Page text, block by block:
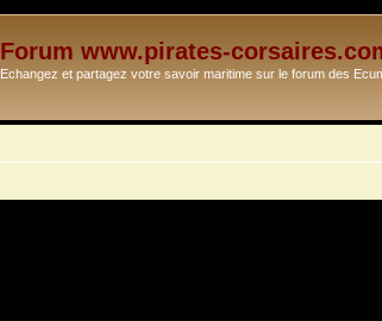
Forum www.pirates-
Echangez et partagez votre savoir maritime sur le forum des